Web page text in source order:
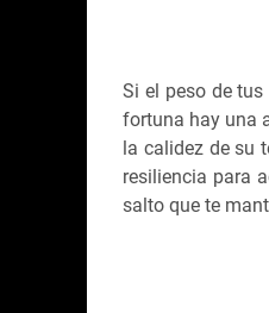
Si el peso de
fortuna hay una
la calidez de su
resiliencia para
salto que te